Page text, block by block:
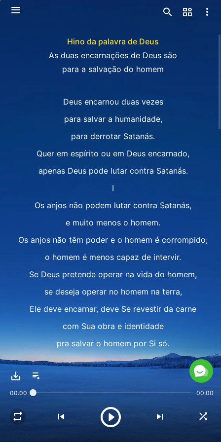
Hino da palavra de Deus
As duas encarnações de Deus são
para a salvação do homem
Deus encarnou duas vezes
para salvar a humanidade,
para derrotar Satanás.
Quer em espírito ou em Deus encarnado,
apenas Deus pode lutar contra Satanás.
I
Os anjos não podem lutar contra Satanás,
e muito menos o homem.
Os anjos não têm poder e o homem é corrompido;
o homem é menos capaz de intervir.
Se Deus pretende operar na vida do homem,
se deseja operar no homem na terra,
Ele deve encarnar, deve Se revestir da carne
com Sua obra e identidade
pra salvar o homem por Si só.
Deus encarnou duas vezes
para derrotar Satanás.
Quer em espírito ou em Deus encarnado,
apenas Deus pode lutar contra Satanás.
00:00 00:00